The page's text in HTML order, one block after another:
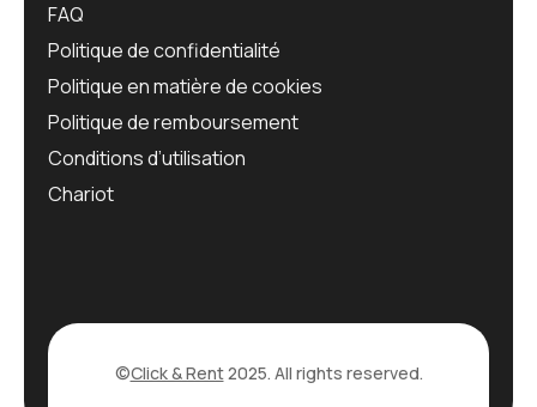
FAQ
Politique de confidentialité
Politique en matière de cookies
Politique de remboursement
Conditions d’utilisation
Chariot
©Click & Rent2025. All rights reserved.